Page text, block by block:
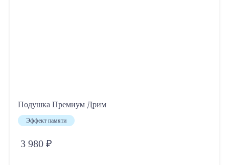
Подушка Премиум Дрим
Эффект памяти
3 980 ₽